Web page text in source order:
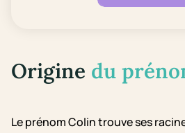
Origine du
Le prénom Colin trouve ses